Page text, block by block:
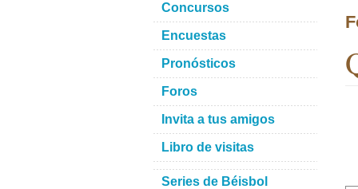
Concursos
Encuestas
Pronósticos
Foros
Invita a tus amigos
Libro de visitas
Series de Béisbol